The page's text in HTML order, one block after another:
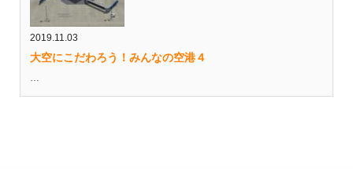
2019.11.03
大空にこだわろう！みんなの空港４